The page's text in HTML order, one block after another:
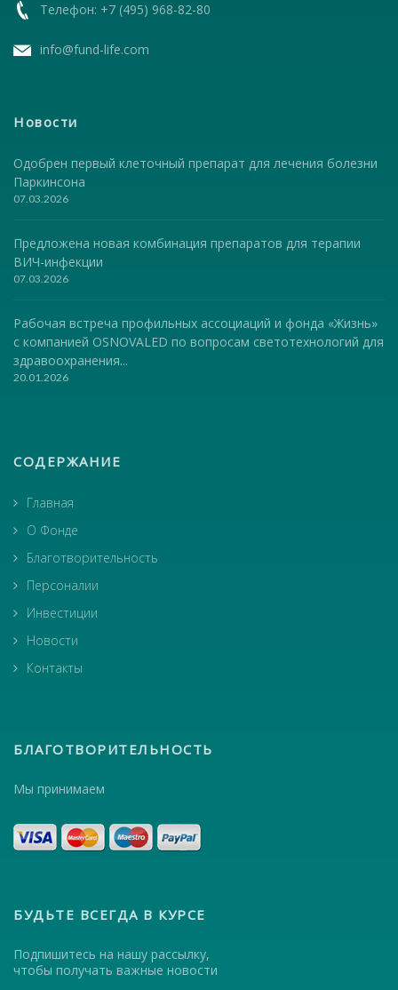
Телефон: +7 (495) 968-82-80
info@fund-life.com
Новости
Одобрен первый клеточный препарат для лечения болезни
Паркинсона
07.03.2026
Предложена новая комбинация препаратов для терапии
ВИЧ-инфекции
07.03.2026
Рабочая встреча профильных ассоциаций и фонда «Жизнь»
с компанией OSNOVALED по вопросам светотехнологий для
здравоохранения...
20.01.2026
СОДЕРЖАНИЕ
Главная
О Фонде
Благотворительность
Персоналии
Инвестиции
Новости
Контакты
БЛАГОТВОРИТЕЛЬНОСТЬ
Мы принимаем
БУДЬТЕ ВСЕГДА В КУРСЕ
Подпишитесь на нашу рассылку,
чтобы получать важные новости